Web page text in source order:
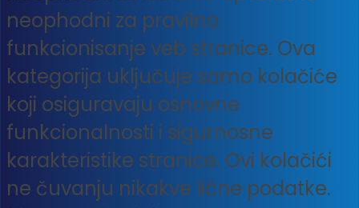
neophodni za pravilno
funkcionisanje veb stranice. Ova
kategorija uključuje samo kolačiće
koji osiguravaju osnovne
funkcionalnosti i sigurnosne
karakteristike stranice. Ovi kolačići
ne čuvanju nikakve lične podatke.